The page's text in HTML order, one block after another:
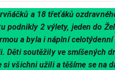
a 18 třeťáků
podnikly 2 výlety, jeden do
a byla i náplní
Děti soutěžily ve smíšených
všichni užili a těšíme se na